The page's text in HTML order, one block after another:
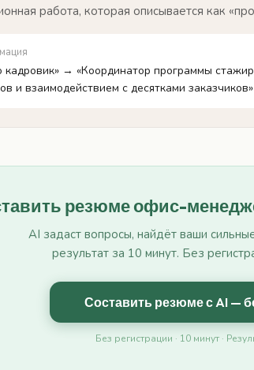
работа, которая описывается как
кадровик» → «Координатор программы
и взаимодействием с десятками заказчиков»
резюме офис-
AI задаст вопросы, найдёт ваши
результат за 10 минут. Без
Составить резюме с AI —
Без регистрации · 10 минут ·